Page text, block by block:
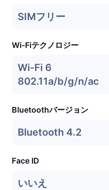
SIMフリー
Wi-Fiテクノロジー
Wi-Fi 6
802.11a/b/g/n/ac
Bluetoothバージョン
Bluetooth 4.2
Face ID
いいえ